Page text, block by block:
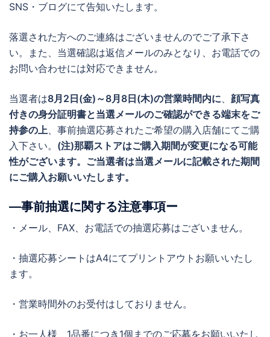
SNS・ブログにて告知いたします。
落選された方へのご連絡はございませんのでご了承下さ
い。また、当選確認は返信メールのみとなり、お電話での
お問い合わせには対応できません。
当選者は8月2日(金)～8月8日(木)の営業時間内に、 顔写真
付きの身分証明書と当選メールのご確認ができる端末をご
持参の上、事前抽選応募されたご希望の購入店舗にてご購
入下さい。 (注)那覇ストアはご購入期間が変更になる可能
性がございます。ご当選者は当選メールに記載された期間
にご購入お願いいたします。
―事前抽選に関する注意事項ー
・メール、FAX、お電話での抽選応募はございません。
・抽選応募シートはA4にてプリントアウトお願いいたし
ます。
・営業時間外のお受付はしておりません。
・お一人様、1品番につき1個までのご応募をお願いいたし